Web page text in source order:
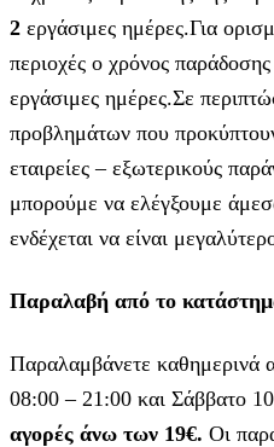
2 εργάσιμες ημέρες.Για
περιοχές ο χρόνος
εργάσιμες ημέρες.Σε
προβλημάτων που
εταιρείες – εξωτερικούς
μπορούμε να ελέγξουμε
ενδέχεται να είναι
Παραλαβή από το
Παραλαμβάνετε
08:00 – 21:00 και Σάββατο
αγορές άνω των 19€. Οι